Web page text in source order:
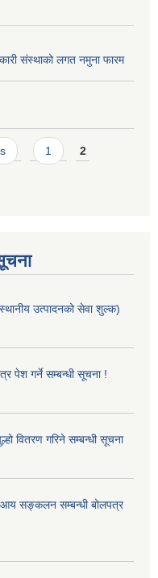
संस्थाको लगत नमुना फारम
1 2
उत्पादनको सेवा शुल्क)
पेश गर्ने सम्बन्धी सूचना !
वितरण गरिने सम्बन्धी सूचना
आय सङ्कलन सम्बन्धी बोलपत्र